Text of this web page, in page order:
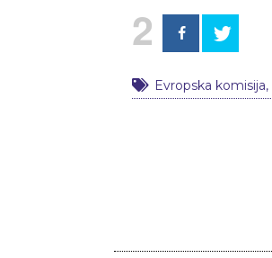
2
Evropska komisija,